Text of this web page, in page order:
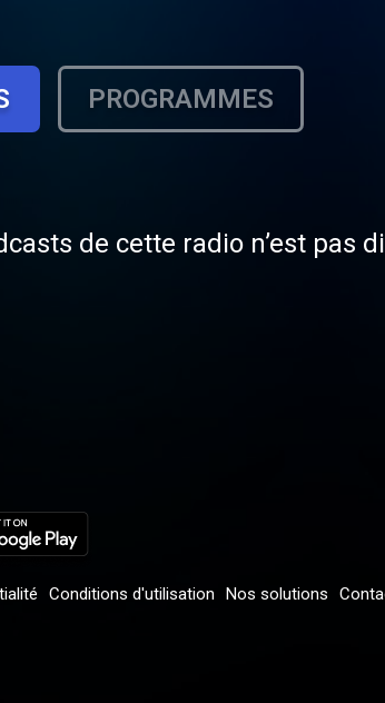
PROGRAMMES
de cette radio n’est pas
Conditions d'utilisation Nos solutions